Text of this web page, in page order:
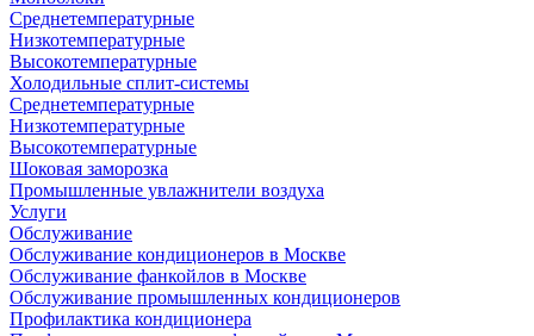
Среднетемпературные
Низкотемпературные
Высокотемпературные
Холодильные сплит-системы
Среднетемпературные
Низкотемпературные
Высокотемпературные
Шоковая заморозка
Промышленные увлажнители воздуха
Услуги
Обслуживание
Обслуживание кондиционеров в Москве
Обслуживание фанкойлов в Москве
Обслуживание промышленных кондиционеров
Профилактика кондиционера